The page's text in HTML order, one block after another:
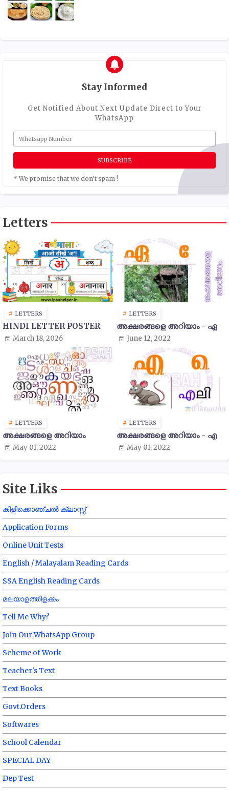
Stay Informed
Get Notified About Next Update Direct to Your
WhatsApp
* We promise that we don't spam !
Letters
LETTERS
HINDI LETTER POSTER
March 18, 2026
LETTERS
അക്ഷരങ്ങളെ അറിയാം - ഏ
June 12, 2022
LETTERS
അക്ഷരങ്ങളെ അറിയാം
May 01, 2022
LETTERS
അക്ഷരങ്ങളെ അറിയാം - എ
May 01, 2022
Site Liks
കിളിക്കൊഞ്ചൽ ക്ലാസ്സ്
Application Forms
Online Unit Tests
English / Malayalam Reading Cards
SSA English Reading Cards
മലയാളത്തിളക്കം
Tell Me Why?
Join Our WhatsApp Group
Scheme of Work
Teacher's Text
Text Books
Govt.Orders
Softwares
School Calendar
SPECIAL DAY
Dep Test